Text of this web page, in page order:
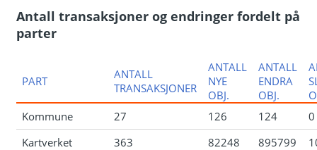
Antall transaksjoner og endringer fordelt på
parter
PART
ANTALL
TRANSAKSJONER
ANTALL
NYE
OBJ.
ANTALL
ENDRA
OBJ.
Kommune
27 126 124
0
Kartverket
363 82248 895799